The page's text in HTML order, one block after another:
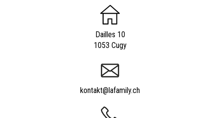
Dailles 10
1053 Cugy
kontakt@lafamily.ch